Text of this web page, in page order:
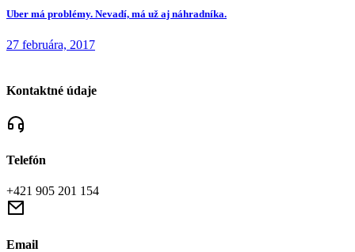
Uber má problémy. Nevadí, má už aj náhradníka.
27 februára, 2017
Kontaktné údaje
Telefón
+421 905 201 154
Email